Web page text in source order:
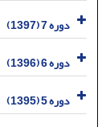
دوره 7 (1397)
دوره 6 (1396)
دوره 5 (1395)